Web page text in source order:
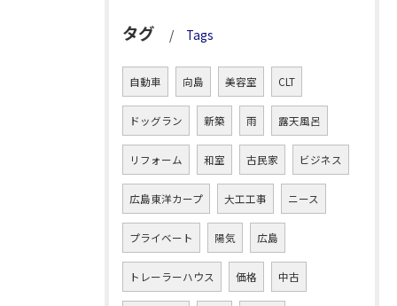
タグ Tags
自動車 向島 美容室 CLT
ドッグラン 新築 雨 露天風呂
リフォーム 和室 古民家 ビジネス
広島東洋カープ 大工工事 ニース
プライベート 陽気 広島
トレーラーハウス 価格 中古